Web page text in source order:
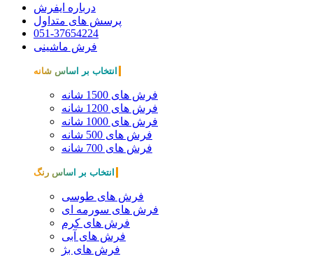
درباره ایفرش
پرسش های متداول
051-37654224
فرش ماشینی
انتخاب بر اساس شانه
فرش های 1500 شانه
فرش های 1200 شانه
فرش های 1000 شانه
فرش های 500 شانه
فرش های 700 شانه
انتخاب بر اساس رنگ
فرش های طوسی
فرش های سورمه ای
فرش های کرم
فرش های آبی
فرش های بژ